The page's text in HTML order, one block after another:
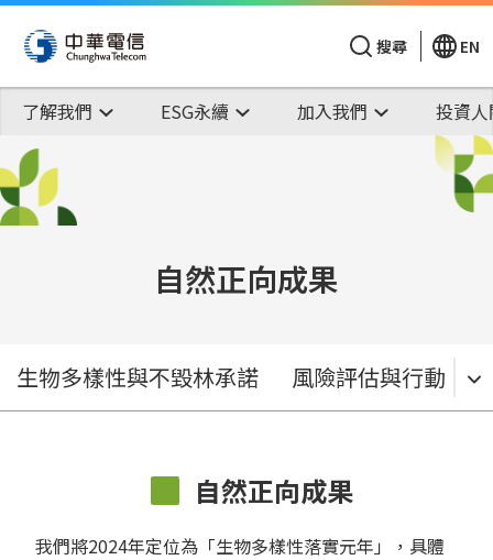
搜尋 EN
了解我們 ESG永續 加入我們 投資
自然正向成果
生物多樣性與不毀林承諾 風險評估與行動
自然正向成果
我們將2024年定位為「生物多樣性落實元年」，具體